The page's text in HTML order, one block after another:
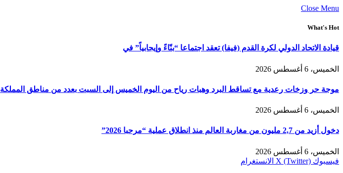
Close Menu
What's Hot
قيادة الاتحاد الدولي لكرة القدم (فيفا) تعقد اجتماعا “بنّاءً وإيجابياً” في
الخميس، 6 أغسطس 2026
موجة حر وزخات رعدية مع تساقط البرد وهبات رياح من اليوم الخميس إلى السبت بعدد من مناطق المملكة
الخميس، 6 أغسطس 2026
دخول أزيد من 2,7 مليون من مغاربة العالم منذ انطلاق عملية “مرحبا 2026”
الخميس، 6 أغسطس 2026
فيسبوك X (Twitter) الانستغرام